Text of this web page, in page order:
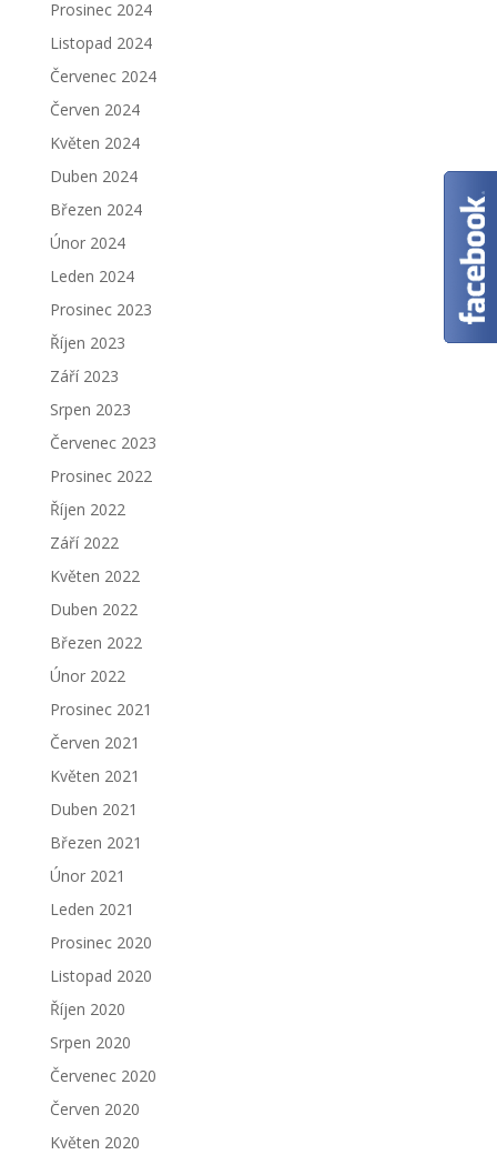
Prosinec 2024
Listopad 2024
Červenec 2024
Červen 2024
Květen 2024
Duben 2024
Březen 2024
Únor 2024
Leden 2024
Prosinec 2023
Říjen 2023
Září 2023
Srpen 2023
Červenec 2023
Prosinec 2022
Říjen 2022
Září 2022
Květen 2022
Duben 2022
Březen 2022
Únor 2022
Prosinec 2021
Červen 2021
Květen 2021
Duben 2021
Březen 2021
Únor 2021
Leden 2021
Prosinec 2020
Listopad 2020
Říjen 2020
Srpen 2020
Červenec 2020
Červen 2020
Květen 2020